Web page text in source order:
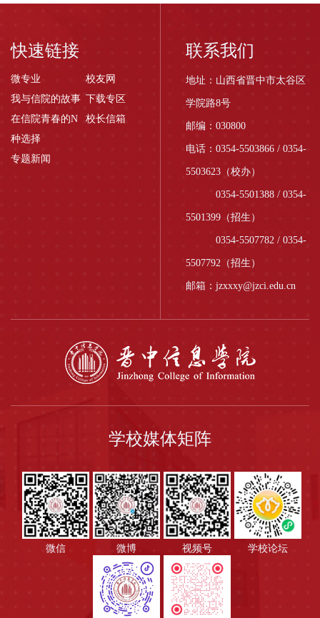
快速链接
微专业
校友网
我与信院的故事 下载专区
在信院青春的N
种选择
校长信箱
专题新闻
联系我们
地址：山西省晋中市太谷区
学院路8号
邮编：030800
电话：0354-5503866 / 0354-
5503623（校办）
0354-5501388 / 0354-
5501399（招生）
0354-5507782 / 0354-
5507792（招生）
邮箱：jzxxxy@jzci.edu.cn
学校媒体矩阵
微信 微博 视频号 学校论坛